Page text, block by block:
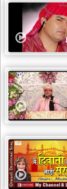
बाबा
बालक
नाथ
भजन
baba
balak
nath
देश
भक्ति
भजन
patriotic
bhajans
खाटू
श्याम
भजन
khatu
shaym
bhajans